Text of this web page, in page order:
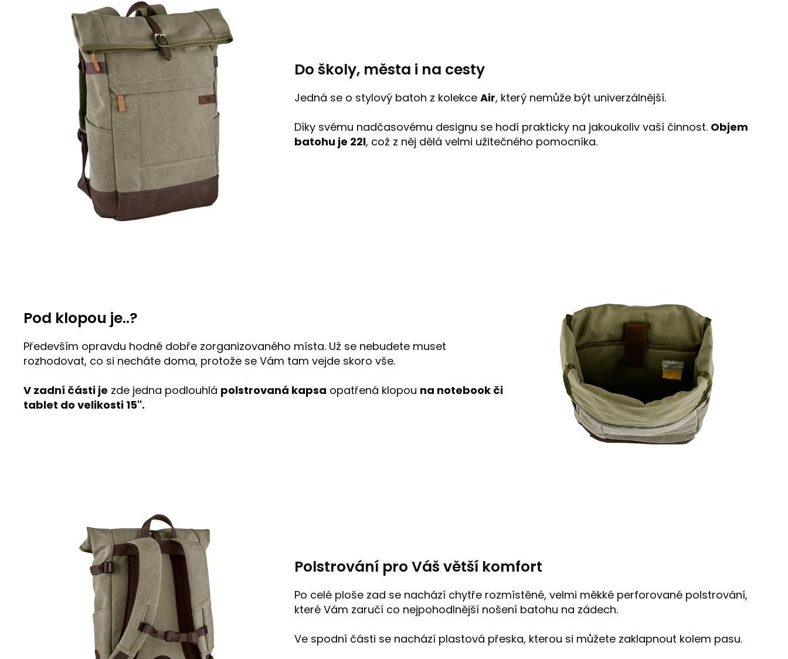
Do školy, města i na cesty
Jedná se o stylový batoh z kolekceAir, který nemůže být univerzálnější.
Díky svému nadčasovému designu se hodí prakticky na jakoukoliv vaší činnost. Objem
batohu je 22l, což z něj dělá velmi užitečného pomocníka.
Pod klopou je..?
Především opravdu hodně dobře zorganizovaného místa. Už se nebudete muset
rozhodovat, co si necháte doma, protože se Vám tam vejde skoro vše.
V zadní části je zde jedna podlouhlá polstrovaná kapsa opatřená klopou na notebook či
tablet do velikosti 15''.
Polstrování pro Váš větší komfort
Po celé ploše zad se nachází chytře rozmístěné, velmi měkké perforované polstrování,
které Vám zaručí co nejpohodlnější nošení batohu na zádech.
Ve spodní části se nachází plastová přeska, kterou si můžete zaklapnout kolem pasu.